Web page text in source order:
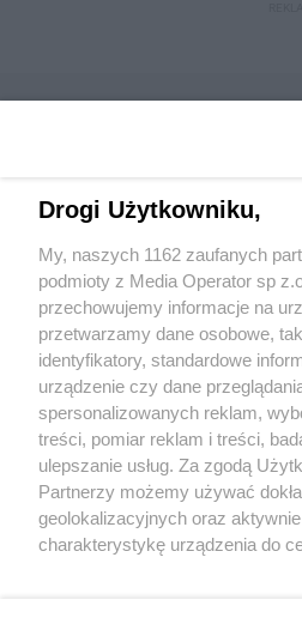
Nie zapomnij
zapoznać się z:
polityką prywatności
Twojemiasto
Piekary Śląskie
Chorzów
Tarnowskie Góry
Ruda Śląska
Świętochłowice
Drogi Użytkowniku,
My, naszych 1162 zaufanych
podmioty z Media Operator sp
przechowujemy informacje na
przetwarzamy dane osobowe,
identyfikatory, standardowe
urządzenie czy dane
spersonalizowanych reklam,
treści, pomiar reklam i treści,
ulepszanie usług. Za zgodą
Partnerzy możemy używać
geolokalizacyjnych oraz
charakterystykę urządzenia do